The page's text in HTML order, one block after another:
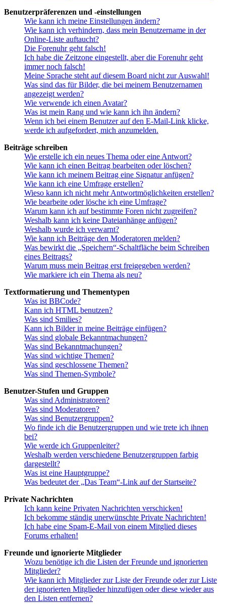
Benutzerpräferenzen und -einstellungen
Wie kann ich meine Einstellungen ändern?
Wie kann ich verhindern, dass mein Benutzername in der
Online-Liste auftaucht?
Die Forenuhr geht falsch!
Ich habe die Zeitzone eingestellt, aber die Forenuhr geht
immer noch falsch!
Meine Sprache steht auf diesem Board nicht zur Auswahl!
Was sind das für Bilder, die bei meinem Benutzernamen
angezeigt werden?
Wie verwende ich einen Avatar?
Was ist mein Rang und wie kann ich ihn ändern?
Wenn ich bei einem Benutzer auf den E-Mail-Link klicke,
werde ich aufgefordert, mich anzumelden.
Beiträge schreiben
Wie erstelle ich ein neues Thema oder eine Antwort?
Wie kann ich einen Beitrag bearbeiten oder löschen?
Wie kann ich meinem Beitrag eine Signatur anfügen?
Wie kann ich eine Umfrage erstellen?
Wieso kann ich nicht mehr Antwortmöglichkeiten erstellen?
Wie bearbeite oder lösche ich eine Umfrage?
Warum kann ich auf bestimmte Foren nicht zugreifen?
Weshalb kann ich keine Dateianhänge anfügen?
Weshalb wurde ich verwarnt?
Wie kann ich Beiträge den Moderatoren melden?
Was bewirkt die „Speichern“-Schaltfläche beim Schreiben
eines Beitrags?
Warum muss mein Beitrag erst freigegeben werden?
Wie markiere ich ein Thema als neu?
Textformatierung und Thementypen
Was ist BBCode?
Kann ich HTML benutzen?
Was sind Smilies?
Kann ich Bilder in meine Beiträge einfügen?
Was sind globale Bekanntmachungen?
Was sind Bekanntmachungen?
Was sind wichtige Themen?
Was sind geschlossene Themen?
Was sind Themen-Symbole?
Benutzer-Stufen und Gruppen
Was sind Administratoren?
Was sind Moderatoren?
Was sind Benutzergruppen?
Wo finde ich die Benutzergruppen und wie trete ich ihnen
bei?
Wie werde ich Gruppenleiter?
Weshalb werden verschiedene Benutzergruppen farbig
dargestellt?
Was ist eine Hauptgruppe?
Was bedeutet der „Das Team“-Link auf der Startseite?
Private Nachrichten
Ich kann keine Privaten Nachrichten verschicken!
Ich bekomme ständig unerwünschte Private Nachrichten!
Ich habe eine Spam-E-Mail von einem Mitglied dieses
Forums erhalten!
Freunde und ignorierte Mitglieder
Wozu benötige ich die Listen der Freunde und ignorierten
Mitglieder?
Wie kann ich Mitglieder zur Liste der Freunde oder zur Liste
der ignorierten Mitglieder hinzufügen oder diese wieder aus
den Listen entfernen?